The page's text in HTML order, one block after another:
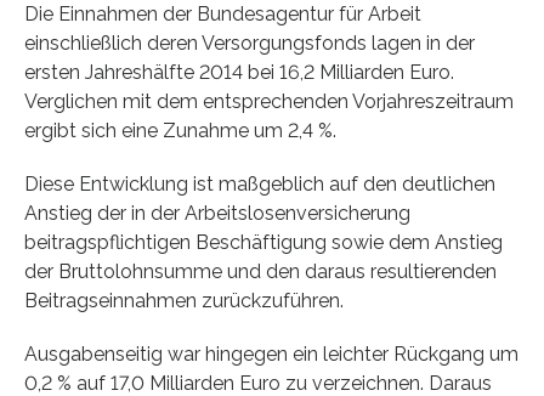
Die Einnahmen der Bundesagentur für Arbeit
einschließlich deren Versorgungsfonds lagen in der
ersten Jahreshälfte 2014 bei 16,2 Milliarden Euro.
Verglichen mit dem entsprechenden Vorjahreszeitraum
ergibt sich eine Zunahme um 2,4 %.
Diese Entwicklung ist maßgeblich auf den deutlichen
Anstieg der in der Arbeitslosenversicherung
beitragspflichtigen Beschäftigung sowie dem Anstieg
der Bruttolohnsumme und den daraus resultierenden
Beitragseinnahmen zurückzuführen.
Ausgabenseitig war hingegen ein leichter Rückgang um
0,2 % auf 17,0 Milliarden Euro zu verzeichnen. Daraus